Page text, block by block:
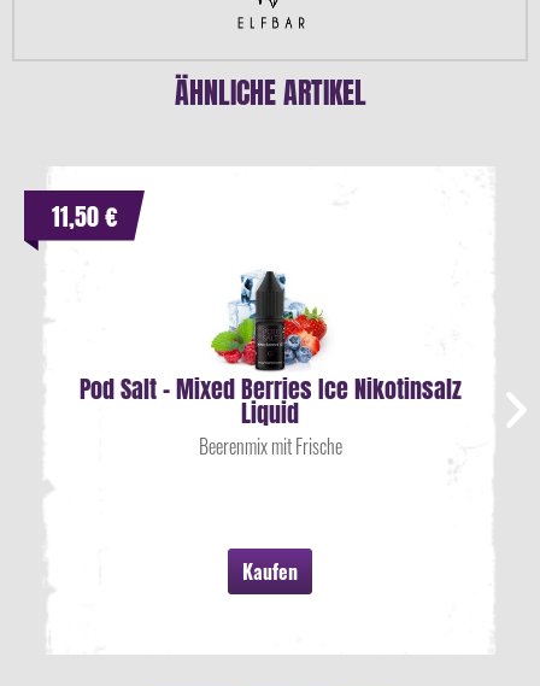
ÄHNLICHE ARTIKEL
Pod Salt - Mixed Berries Ice Nikotinsalz
Liquid
Beerenmix mit Frische
Kaufen
11,50 €